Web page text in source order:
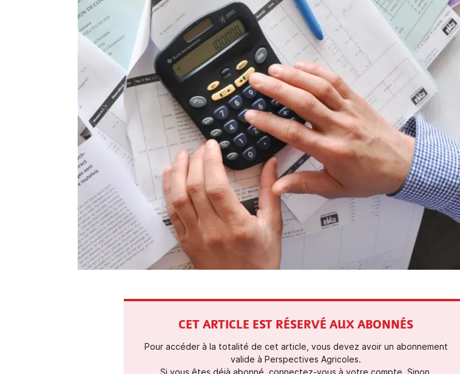
CET ARTICLE EST RÉSERVÉ AUX ABONNÉS
Pour accéder à la totalité de cet article, vous devez avoir un abonnement
valide à Perspectives Agricoles.
Si vous êtes déjà abonné, connectez-vous à votre compte. Sinon,